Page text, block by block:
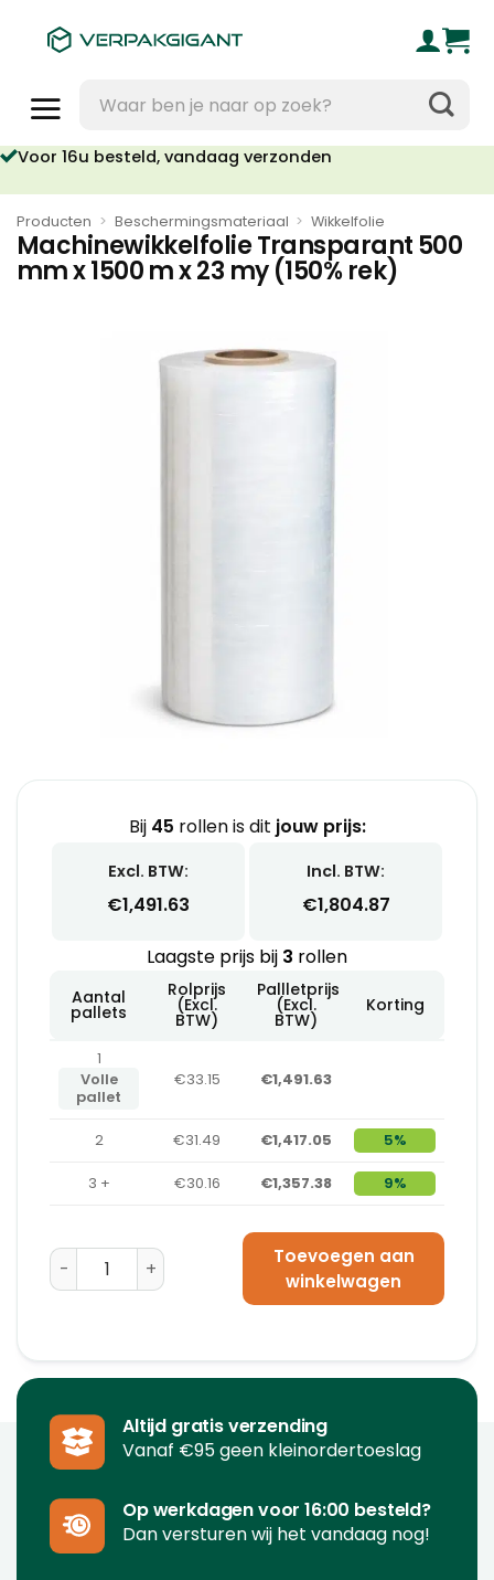
naar:
Voor 16u besteld, vandaag verzonden
Producten > Beschermingsmateriaal > Wikkelfolie
Machinewikkelfolie Transparant 500
mm x 1500 m x 23 my (150% rek)
Bij 45 rollen is dit jouw prijs:
Excl. BTW:
€1,491.63
Incl. BTW:
€1,804.87
Laagste prijs bij 3 rollen
Aantal
pallets
Rolprijs
(Excl.
BTW)
Pallletprijs
(Excl.
BTW)
Korting
1
Volle
pallet
€33.15 €1,491.63
2 €31.49 €1,417.05 5%
3 + €30.16 €1,357.38 9%
Machinewikkelfolie Transparant 500 mm x 1500 m x
Toevoegen aan
winkelwagen
Altijd gratis verzending
Vanaf €95 geen kleinordertoeslag
Op werkdagen voor 16:00 besteld?
Dan versturen wij het vandaag nog!